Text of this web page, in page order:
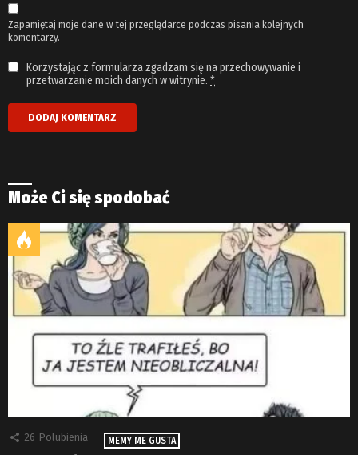
Zapamiętaj moje dane w tej przeglądarce podczas pisania kolejnych
komentarzy.
Korzystając z formularza zgadzam się na przechowywanie i
przetwarzanie moich danych w witrynie. *
Może Ci się spodobać
26 Polubienia MEMY ME GUSTA